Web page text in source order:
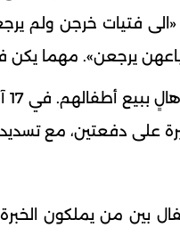
فتيات خرجن ولم
يرجعن». مهما
بين من يملكون